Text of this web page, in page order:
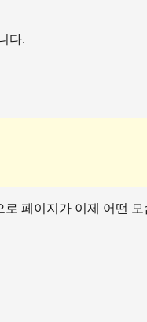
다.
페이지가 이제 어떤 모